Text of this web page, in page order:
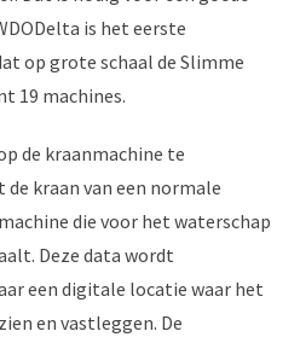
is het eerste
op grote schaal de Slimme
19 machines.
de kraanmachine te
kraan van een normale
die voor het waterschap
Deze data wordt
een digitale locatie waar het
en vastleggen. De